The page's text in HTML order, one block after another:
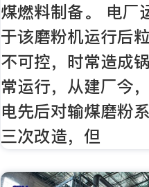
煤燃料制备。 电厂
于该磨粉机运行后粒
不可控，时常造成
常运行，从建厂今
电先后对输煤磨粉
三次改造，但